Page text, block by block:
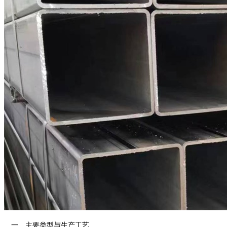
一、主要类型与生产工艺